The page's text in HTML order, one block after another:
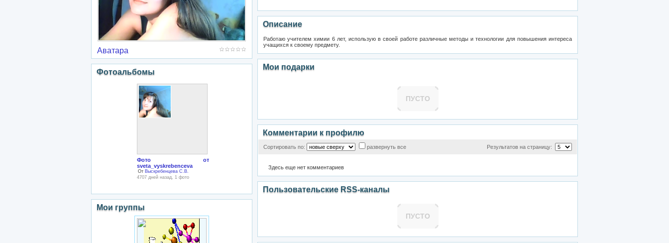
Аватара
Фотоальбомы
Фото от
sveta_vyskrebenceva
От Выскребенцева С.В.
4707 дней назад, 1 фото
Мои группы
Описание
Работаю учителем химии 6 лет, использую в своей работе различные методы и технологии для повышения интереса
учащихся к своему предмету.
Мои подарки
ПУСТО
Комментарии к профилю
Сортировать по: развернуть все Результатов на страницу:
Здесь еще нет комментариев
Пользовательские RSS-каналы
ПУСТО